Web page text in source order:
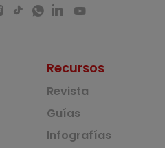
Recursos
Revista
Guías
Infografías